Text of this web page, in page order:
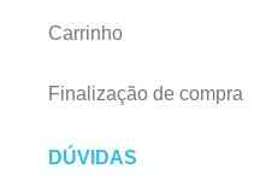
Carrinho
Finalização de compra
DÚVIDAS